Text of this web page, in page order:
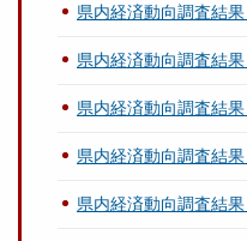
県内経済動向調査結
県内経済動向調査結
県内経済動向調査結
県内経済動向調査結
県内経済動向調査結